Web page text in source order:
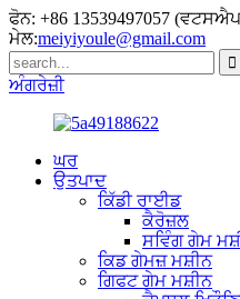
ਫੋਨ: +86 13539497057
ਮੇਲ:meiyiyoule@gmail.com
ਅੰਗਰੇਜ਼ੀ
ਘਰ
ਉਤਪਾਦ
ਕਿੱਡੀ ਰਾਈਡ
ਕੈਰੋਜ਼ਲ
ਸਵਿੰਗ ਗੇਮ
ਕਿਡ ਗੇਮਜ਼ ਮਸ਼ੀਨ
ਗਿਫਟ ​​ਗੇਮ ਮਸ਼ੀਨ